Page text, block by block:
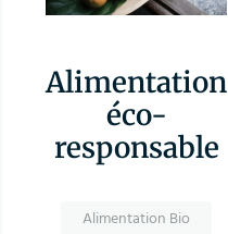
Alimentation
éco-
responsable
Alimentation Bio